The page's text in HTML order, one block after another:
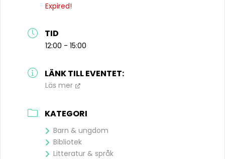
Expired!
TID
12:00 - 15:00
LÄNK TILL EVENTET:
Läs mer
KATEGORI
Barn & ungdom
Bibliotek
Litteratur & språk